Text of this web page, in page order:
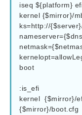
iseq ${platform}
kernel {$mirror}/
ks=http://
boot
:is_efi
kernel  {$mirror}/
{$mirror}/boot.cfg